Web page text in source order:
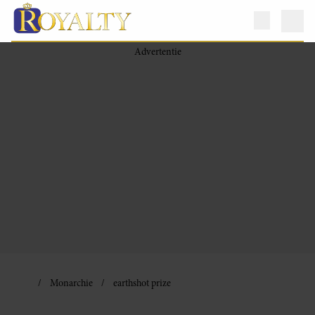
Monarchie earthshot prize